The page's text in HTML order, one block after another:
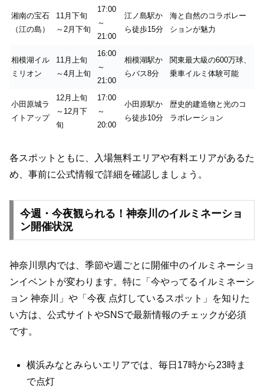
湘南の宝石
（江の島）
11月下旬
～2月下旬
17:00
～
21:00
江ノ島駅か
ら徒歩15分
海と自然のコラボレー
ションが魅力
相模湖イル
ミリオン
11月上旬
～4月上旬
16:00
～
21:00
相模湖駅か
らバス8分
関東最大級の600万球、
乗車イルミ体験可能
小田原城ラ
イトアップ
12月上旬
～12月下
旬
17:00
～
20:00
小田原駅か
ら徒歩10分
歴史的建造物と光のコ
ラボレーション
各スポットともに、入場無料エリアや有料エリアがあるた
め、事前に公式情報で詳細を確認しましょう。
今週・今夜観られる！神奈川のイルミネーショ
ン開催状況
神奈川県内では、季節や週ごとに開催中のイルミネーショ
ンイベントが変わります。特に「今やってるイルミネーシ
ョン 神奈川」や「今夜 点灯しているスポット」を知りた
い方は、公式サイトやSNSで最新情報のチェックが必須
です。
横浜みなとみらいエリアでは、毎日17時から23時ま
で点灯